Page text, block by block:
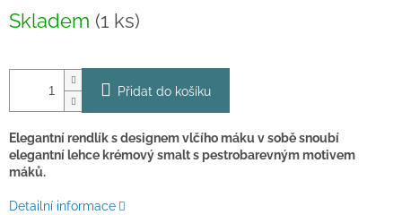
cena:
Skladem (1 ks)
Přidat do košíku
Elegantní rendlík s designem vlčího máku v sobě snoubí
elegantní lehce krémový smalt s pestrobarevným motivem
máků.
Detailní informace